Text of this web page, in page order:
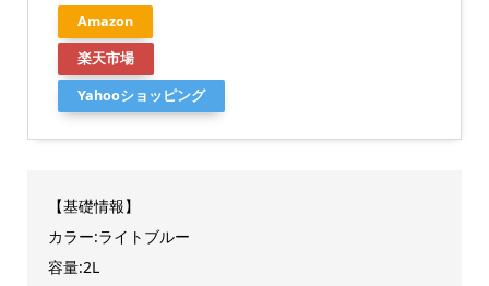
Amazon
楽天市場
Yahooショッピング
【基礎情報】
カラー:ライトブルー
容量:2L